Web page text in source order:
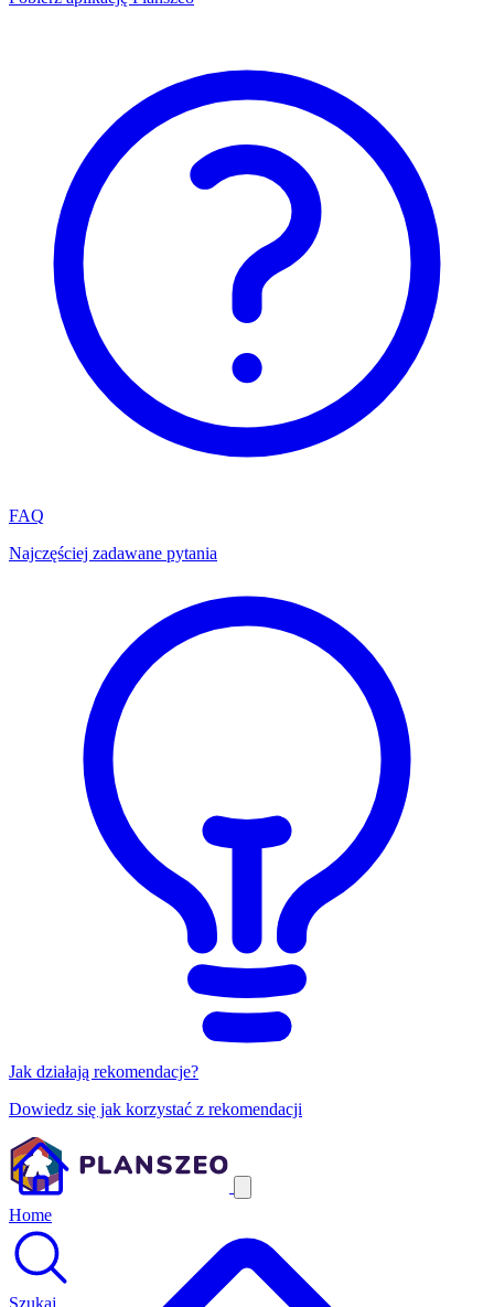
FAQ
Najczęściej zadawane pytania
Jak działają rekomendacje?
Dowiedz się jak korzystać z rekomendacji
Home
Szukaj